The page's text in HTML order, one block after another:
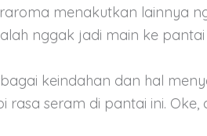
menakutkan lainnya
nggak jadi main ke pantai
keindahan dan hal
rasa seram di pantai ini. Oke,